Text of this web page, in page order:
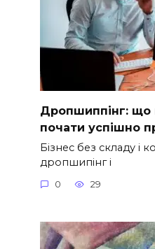
Дропшиппінг: що
почати успішно
Бізнес без складу і
дропшипінг і
0 29